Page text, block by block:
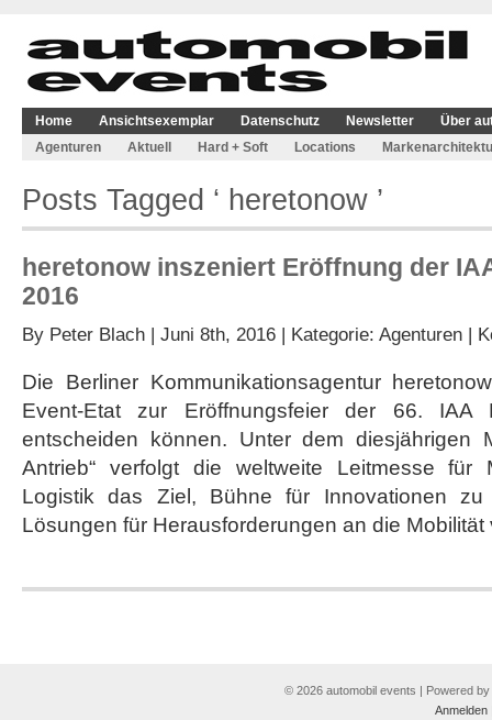
Home Ansichtsexemplar Datenschutz Newsletter
Über
Agenturen
Aktuell Hard + Soft Locations
Posts Tagged ‘ heretonow ’
heretonow inszeniert Eröffnung der
2016
By Peter Blach | Juni 8th, 2016 | Kategorie: Agenturen |
Die Berliner Kommunikationsagentur
Event-Etat zur Eröffnungsfeier der 66. IAA
entscheiden können. Unter dem diesjährigen
Antrieb“ verfolgt die weltweite Leitmesse für
Logistik das Ziel, Bühne für Innovationen
Lösungen für Herausforderungen an die
© 2026 automobil events | Powered by
Anmelden|